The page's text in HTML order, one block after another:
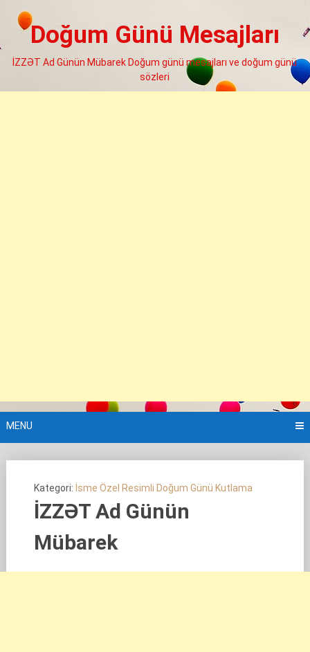
Doğum Günü Mesajları
İZZƏT Ad Günün Mübarek Doğum günü mesajları ve doğum günü
sözleri
MENU
Kategori: İsme Özel Resimli Doğum Günü Kutlama
İZZƏT Ad Günün
Mübarek